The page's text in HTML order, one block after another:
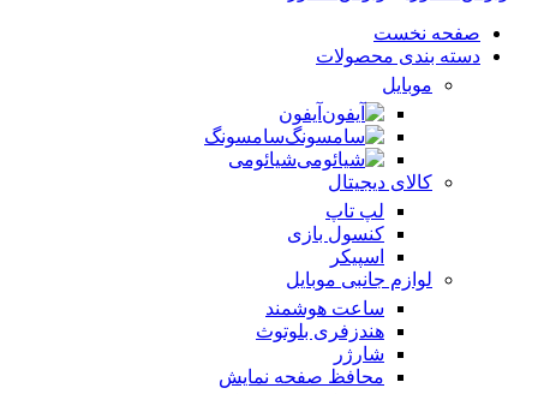
صفحه نخست
دسته بندی محصولات
موبایل
آیفون
سامسونگ
شیائومی
کالای دیجیتال
لپ تاپ
کنسول بازی
اسپیکر
لوازم جانبی موبایل
ساعت هوشمند
هندزفری بلوتوث
شارژر
محافظ صفحه نمایش